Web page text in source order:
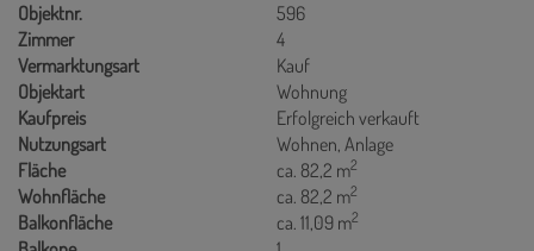
Objektnr.
596
Zimmer
4
Vermarktungsart
Kauf
Objektart
Wohnung
Kaufpreis
Erfolgreich verkauft
Nutzungsart
Wohnen Anlage
Fläche
ca. 82,2 m2
Wohnfläche ca. 82,2 m2
Balkonfläche ca. 11,09 m2